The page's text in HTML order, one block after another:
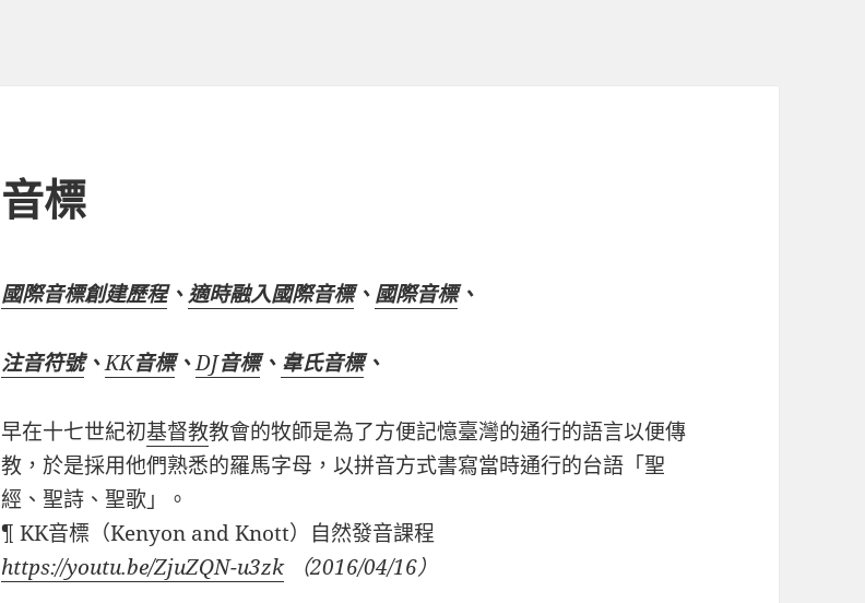
音標
國際音標創建歷程、適時融入國際音標、國際音標、
注音符號、KK音標、DJ音標、 韋氏音標、
早在十七世紀初基督教教會的牧師是為了方便記憶臺灣的通行的語言以便傳
教，於是採用他們熟悉的羅馬字母，以拼音方式書寫當時通行的台語「聖
經、聖詩、聖歌」。
¶ KK音標（Kenyon and Knott）自然發音課程
https://youtu.be/ZjuZQN-u3zk（2016/04/16）